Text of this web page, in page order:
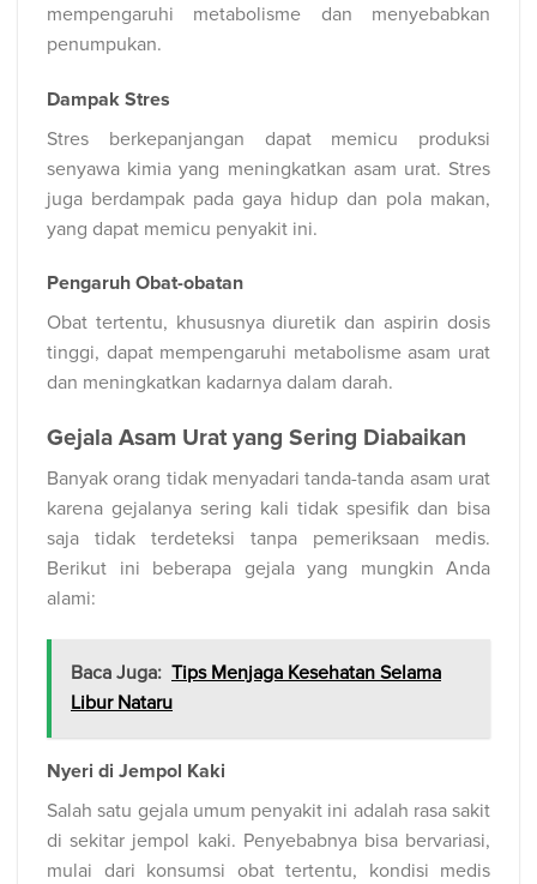
mempengaruhi metabolisme dan menyebabkan
penumpukan.
Dampak Stres
Stres berkepanjangan dapat memicu produksi
senyawa kimia yang meningkatkan asam urat. Stres
juga berdampak pada gaya hidup dan pola makan,
yang dapat memicu penyakit ini.
Pengaruh Obat-obatan
Obat tertentu, khususnya diuretik dan aspirin dosis
tinggi, dapat mempengaruhi metabolisme asam urat
dan meningkatkan kadarnya dalam darah.
Gejala Asam Urat yang Sering Diabaikan
Banyak orang tidak menyadari tanda-tanda asam urat
karena gejalanya sering kali tidak spesifik dan bisa
saja tidak terdeteksi tanpa pemeriksaan medis.
Berikut ini beberapa gejala yang mungkin Anda
alami:
Baca Juga: Tips Menjaga Kesehatan Selama
Libur Nataru
Nyeri di Jempol Kaki
Salah satu gejala umum penyakit ini adalah rasa sakit
di sekitar jempol kaki. Penyebabnya bisa bervariasi,
mulai dari konsumsi obat tertentu, kondisi medis